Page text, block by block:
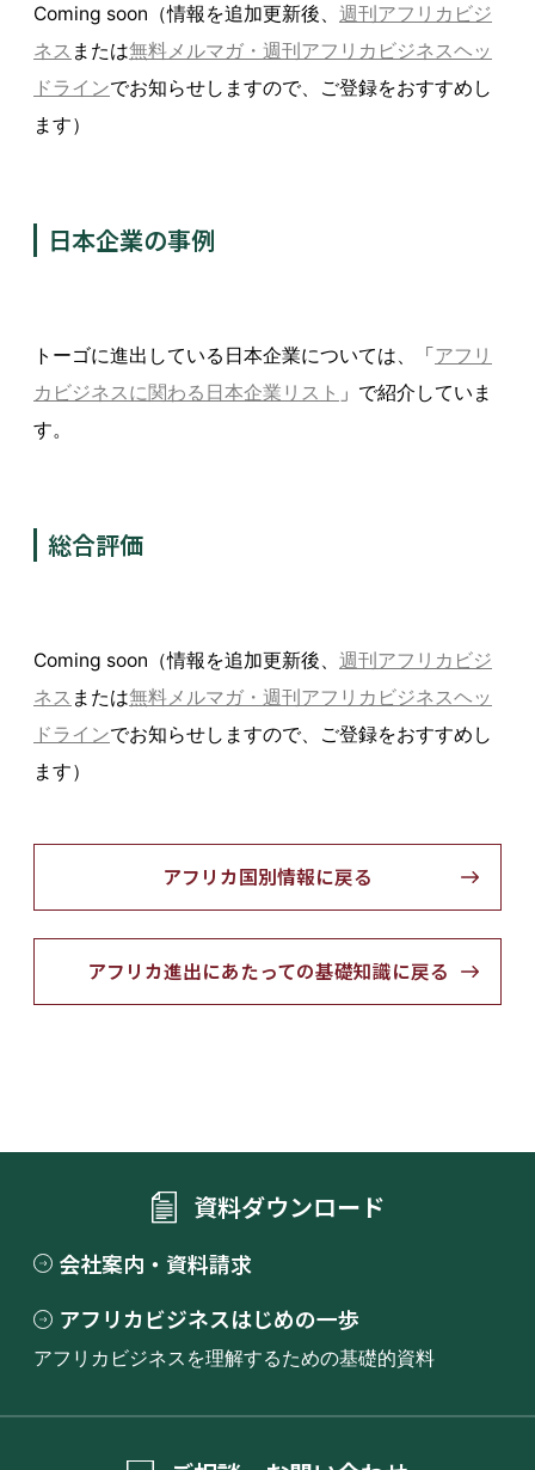
Coming soon（情報を追加更新後、 週刊アフリカビジ
ネス または無料メルマガ・週刊アフリカビジネスヘッ
ドラインでお知らせしますので、ご登録をおすすめし
ます）
日本企業の事例
トーゴに進出している日本企業については、「アフリ
カビジネスに関わる日本企業リスト 」で紹介していま
す。
総合評価
Coming soon（情報を追加更新後、 週刊アフリカビジ
ネス または無料メルマガ・週刊アフリカビジネスヘッ
ドラインでお知らせしますので、ご登録をおすすめし
ます）
アフリカ国別情報に戻る
アフリカ進出にあたっての基礎知識に戻る
資料ダウンロード
会社案内・資料請求
アフリカビジネスはじめの一歩
アフリカビジネスを理解するための基礎的資料